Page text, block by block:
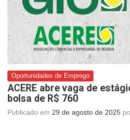
Oportunidades de Emprego
ACERE abre vaga de
bolsa de R$ 760
Publicado em 29 de agosto de 2025